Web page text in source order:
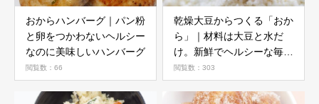
おからハンバーグ｜パン粉
と卵をつかわないヘルシー
なのに美味しいハンバーグ
閲覧数：66
乾燥大豆からつくる「おか
ら」｜材料は大豆と水だ
け。新鮮でヘルシーな毎日
を！
閲覧数：303